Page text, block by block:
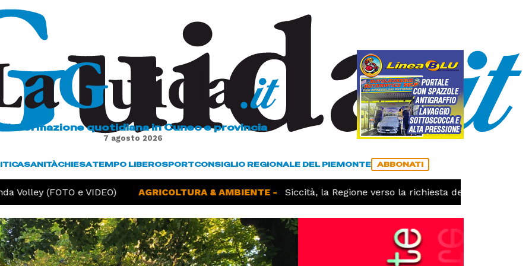
L'informazione quotidiana in Cuneo e provincia
7 agosto 2026
SANITÀCHIESATEMPO LIBEROSPORTCONSIGLIO REGIONALE DEL PIEMONTE ABBONATI
(FOTO e VIDEO) AGRICOLTURA & AMBIENTE - Siccità, la Regione verso la richiesta dello stato di